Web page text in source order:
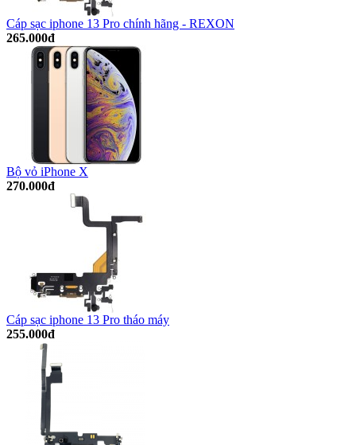
Cáp sạc iphone 13 Pro chính hãng - REXON
265.000đ
Bộ vỏ iPhone X
270.000đ
Cáp sạc iphone 13 Pro tháo máy
255.000đ